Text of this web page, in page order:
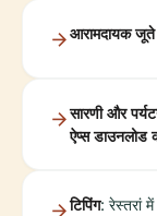
आरामदायक
सारणी और
ऐप्स डाउनलोड
टिपिंग: रेस्तरां